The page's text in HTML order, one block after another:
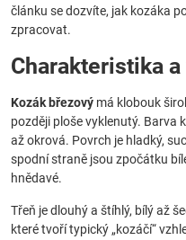
článku se dozvíte, jak kozáka
zpracovat.
Charakteristika
Kozák březový má klobouk
později ploše vyklenutý. Barva
až okrová. Povrch je hladký,
spodní straně jsou zpočátku
hnědavé.
Třeň je dlouhý a štíhlý, bílý až
které tvoří typický „kozáčí“